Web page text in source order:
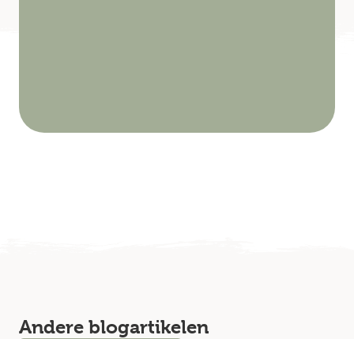
Andere blogartikelen